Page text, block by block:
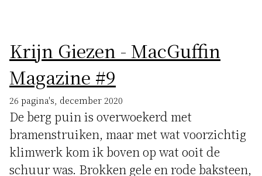
Krijn Giezen - MacGuffin
Magazine #9
26 pagina's, december 2020
De berg puin is overwoekerd met
bramenstruiken, maar met wat voorzichtig
klimwerk kom ik boven op wat ooit de
schuur was. Brokken gele en rode baksteen,